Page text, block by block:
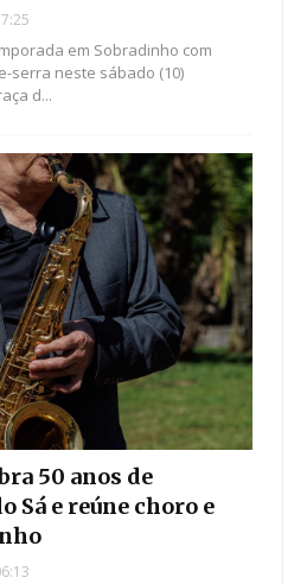
em Sobradinho com
serra neste sábado (10)
d...
50 anos de
Sá e reúne choro e